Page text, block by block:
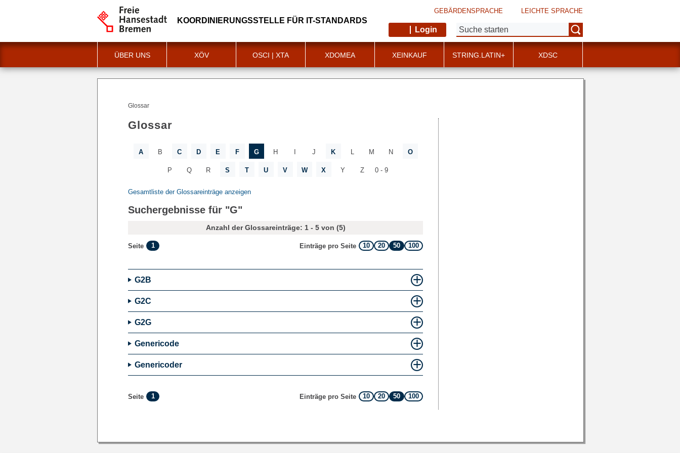
KOORDINIERUNGSSTELLE FÜR IT-STANDARDS
GEBÄRDENSPRACHE LEICHTE SPRACHE
Login Suche:
ÜBER UNS XÖV OSCI | XTA XDOMEA XEINKAUF STRING.LATIN+ XDSC
Glossar
Glossar
A B C D E F G H J K L M N O
P Q R S T U V W X Y Z 0 - 9
Gesamtliste der Glossareinträge anzeigen
Suchergebnisse für "G"
Anzahl der Glossareinträge: 1 - 5 von (5)
Seite 1 Einträge pro Seite 10 20 50 100
G2B
G2C
G2G
Genericode
Genericoder
Seite 1 Einträge pro Seite 10 20 50 100